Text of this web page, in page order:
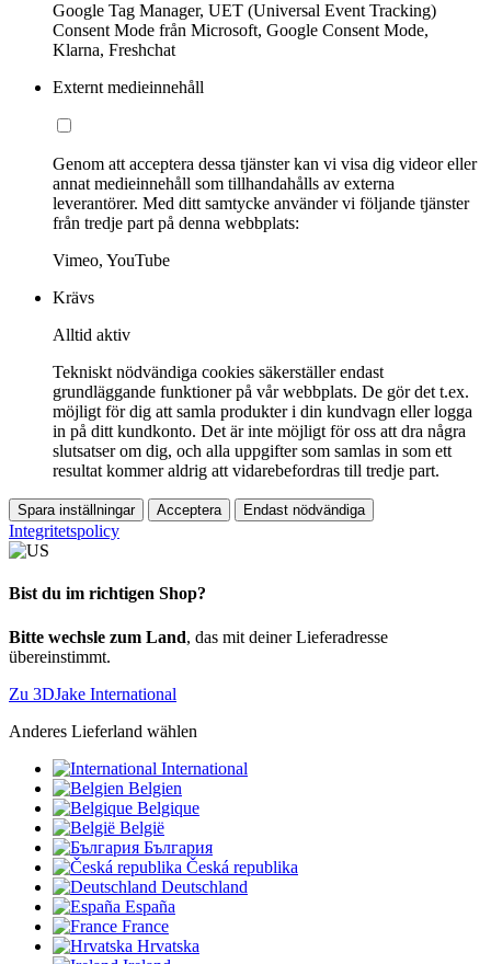
Google Tag Manager, UET (Universal Event Tracking)
Consent Mode från Microsoft, Google Consent Mode,
Klarna, Freshchat
Externt medieinnehåll
Genom att acceptera dessa tjänster kan vi visa dig videor eller
annat medieinnehåll som tillhandahålls av externa
leverantörer. Med ditt samtycke använder vi följande tjänster
från tredje part på denna webbplats:
Vimeo, YouTube
Krävs
Alltid aktiv
Tekniskt nödvändiga cookies säkerställer endast
grundläggande funktioner på vår webbplats. De gör det t.ex.
möjligt för dig att samla produkter i din kundvagn eller logga
in på ditt kundkonto. Det är inte möjligt för oss att dra några
slutsatser om dig, och alla uppgifter som samlas in som ett
resultat kommer aldrig att vidarebefordras till tredje part.
Spara inställningar Acceptera Endast nödvändiga
Integritetspolicy
Bist du im richtigen Shop?
Bitte wechsle zum Land, das mit deiner Lieferadresse
übereinstimmt.
Zu 3DJake International
Anderes Lieferland wählen
International
Belgien
Belgique
België
България
Česká republika
Deutschland
España
France
Hrvatska